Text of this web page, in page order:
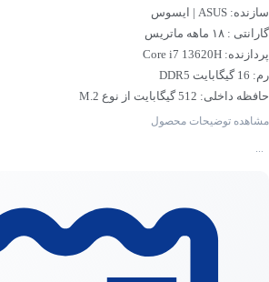
سازنده: ASUS | ایسوس
گارانتی : ۱۸ ماهه ماتریس
پردازنده: Core i7 13620H
رم: 16 گیگابایت DDR5
حافظه داخلی: 512 گیگابایت از نوع M.2
گرافیک: Intel UHD
مشاهده توضیحات محصول
...